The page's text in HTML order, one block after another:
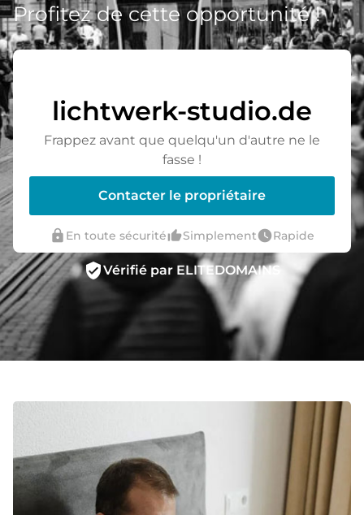
Profitez de cette opportunité !
lichtwerk-studio.de
Frappez avant que quelqu'un d'autre ne le
fasse !
Contacter le propriétaire
lock En toute sécuritéthumb_up_altSimplementwatch_laterRapide
verified_userVérifié par ELITEDOMAINS